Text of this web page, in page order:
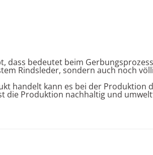
dass bedeutet beim
Rindsleder, sondern auch noch
handelt kann es bei der
die Produktion nachhaltig und